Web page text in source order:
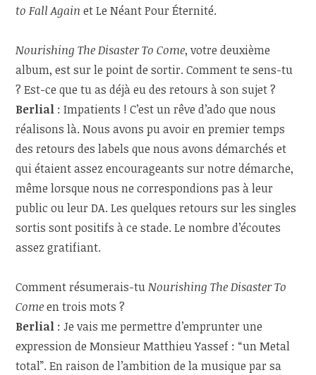
to Fall Again et Le Néant Pour Éternité.
Nourishing The Disaster To Come, votre deuxième
album, est sur le point de sortir. Comment te sens-tu
? Est-ce que tu as déjà eu des retours à son sujet ?
Berlial : Impatients ! C’est un rêve d’ado que nous
réalisons là. Nous avons pu avoir en premier temps
des retours des labels que nous avons démarchés et
qui étaient assez encourageants sur notre démarche,
même lorsque nous ne correspondions pas à leur
public ou leur DA. Les quelques retours sur les singles
sortis sont positifs à ce stade. Le nombre d’écoutes
assez gratifiant.
Comment résumerais-tuNourishing The Disaster To
Comeen trois mots ?
Berlial : Je vais me permettre d’emprunter une
expression de Monsieur Matthieu Yassef : “un Metal
total”. En raison de l’ambition de la musique par sa